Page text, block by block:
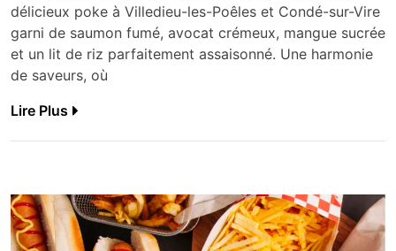
délicieux poke à Villedieu-les-Poêles et Condé-sur-Vire
garni de saumon fumé, avocat crémeux, mangue sucrée
et un lit de riz parfaitement assaisonné. Une harmonie
de saveurs, où
Lire Plus